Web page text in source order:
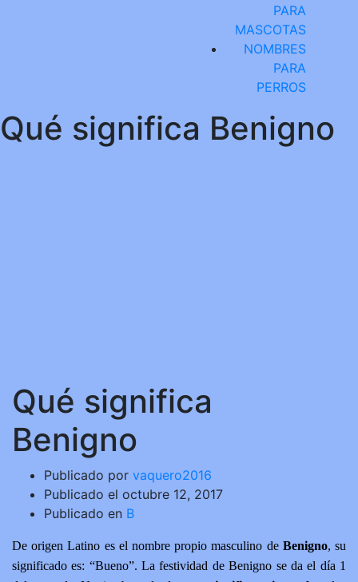
PARA
MASCOTAS
NOMBRES
PARA
PERROS
Qué significa Benigno
Qué significa
Benigno
Publicado por vaquero2016
Publicado el octubre 12, 2017
Publicado en B
De origen Latino es el nombre propio masculino de Benigno, su
significado es: “Bueno”. La festividad de Benigno se da el día 1